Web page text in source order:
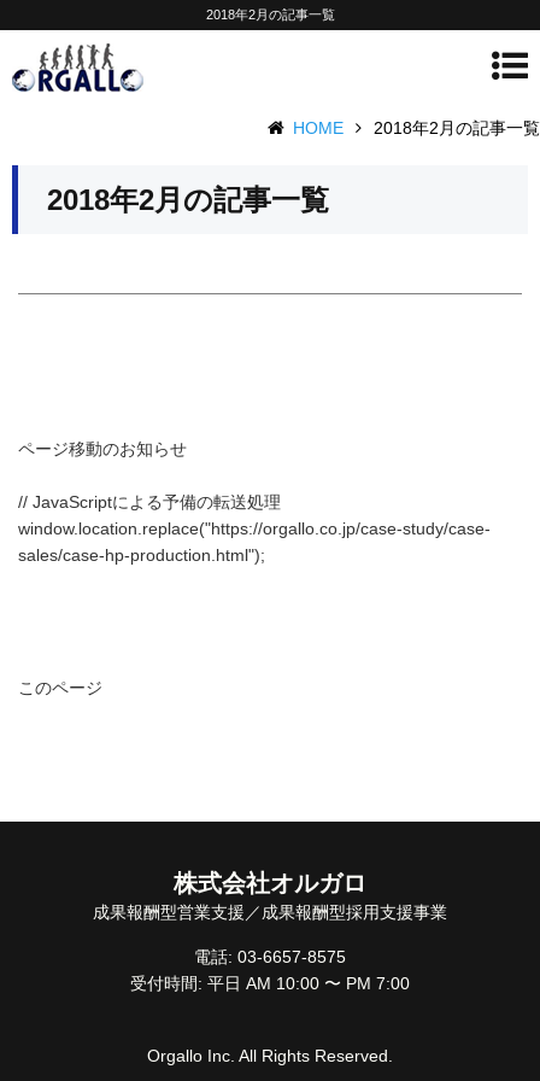
2018年2月の記事一覧
HOME 2018年2月の記事一覧
2018年2月の記事一覧
ページ移動のお知らせ
// JavaScriptによる予備の転送処理
window.location.replace("https://orgallo.co.jp/case-study/case-
sales/case-hp-production.html");
このページ
株式会社オルガロ
成果報酬型営業支援／成果報酬型採用支援事業
電話: 03-6657-8575
受付時間: 平日 AM 10:00 〜 PM 7:00
Orgallo Inc. All Rights Reserved.